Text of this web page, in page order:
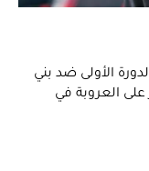
الأولى ضد بني
على العروبة في